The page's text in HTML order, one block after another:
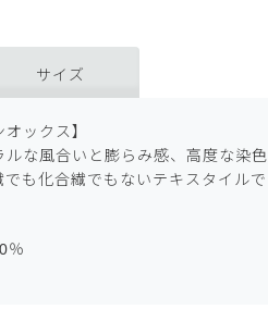
サイズ
ックス】
ルな風合いと膨らみ感、高度な染色
も化合繊でもないテキスタイルで
％